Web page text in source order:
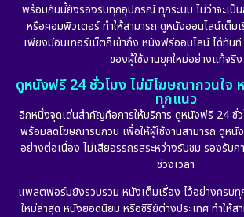
พร้อมกันนี้ยังรองรับทุกอุปกรณ์ ทุกระบบ ไม่ว่าจะเป็
หรือคอมพิวเตอร์ ทำให้สามารถ ดูหนังออนไลน์เต็ม
เพียงมีอินเทอร์เน็ตก็เข้าถึง หนังฟรีออนไลน์ ได้ทัน
ของผู้ใช้งานยุคใหม่อย่างแท้จริง
ดูหนังฟรี 24 ชั่วโมง ไม่มีโฆษณากวนใจ
ทุกแนว
อีกหนึ่งจุดเด่นสำคัญคือการให้บริการ ดูหนังฟรี 24 ชั่
พร้อมลดโฆษณารบกวน เพื่อให้ผู้ใช้งานสามารถ ดูหนั
อย่างต่อเนื่อง ไม่เสียอรรถรสระหว่างรับชม รองรับก
ช่วงเวลา
แพลตฟอร์มยังรวบรวม หนังเต็มเรื่อง ไว้อย่างครบทุ
ใหม่ล่าสุด หนังยอดนิยม หรือซีรีย์ต่างประเทศ ทำให้